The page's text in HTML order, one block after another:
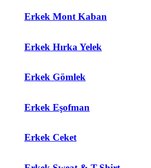
Erkek Mont Kaban
Erkek Hırka Yelek
Erkek Gömlek
Erkek Eşofman
Erkek Ceket